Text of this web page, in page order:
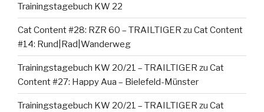
Trainingstagebuch KW 22
Cat Content #28: RZR 60 – TRAILTIGER zu Cat Content
#14: Rund|Rad|Wanderweg
Trainingstagebuch KW 20/21 – TRAILTIGER zu Cat
Content #27: Happy Aua – Bielefeld-Münster
Trainingstagebuch KW 20/21 – TRAILTIGER zu Cat